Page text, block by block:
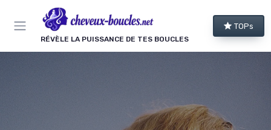
RÉVÈLE LA PUISSANCE DE TES BOUCLES
TOPs
Panneau de gestion des cookies